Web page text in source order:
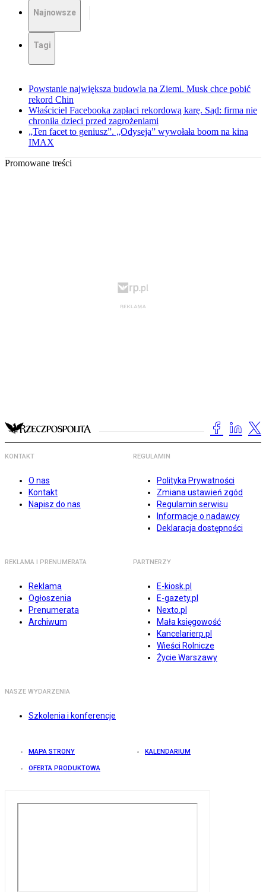
Najnowsze
Tagi
Powstanie największa budowla na Ziemi. Musk chce pobić
rekord Chin
Właściciel Facebooka zapłaci rekordową karę. Sąd: firma nie
chroniła dzieci przed zagrożeniami
„Ten facet to geniusz”. „Odyseja” wywołała boom na kina
IMAX
Promowane treści
KONTAKT
O nas
Kontakt
Napisz do nas
REGULAMIN
Polityka Prywatności
Zmiana ustawień zgód
Regulamin serwisu
Informacje o nadawcy
Deklaracja dostępności
REKLAMA I PRENUMERATA
Reklama
Ogłoszenia
Prenumerata
Archiwum
PARTNERZY
E-kiosk.pl
E-gazety.pl
Nexto.pl
Mała księgowość
Kancelarierp.pl
Wieści Rolnicze
Życie Warszawy
NASZE WYDARZENIA
Szkolenia i konferencje
MAPA STRONY KALENDARIUM
OFERTA PRODUKTOWA